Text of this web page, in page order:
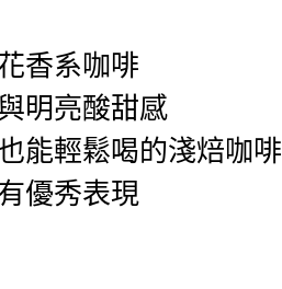
香系咖啡
明亮酸甜感
能輕鬆喝的淺焙咖啡
優秀表現